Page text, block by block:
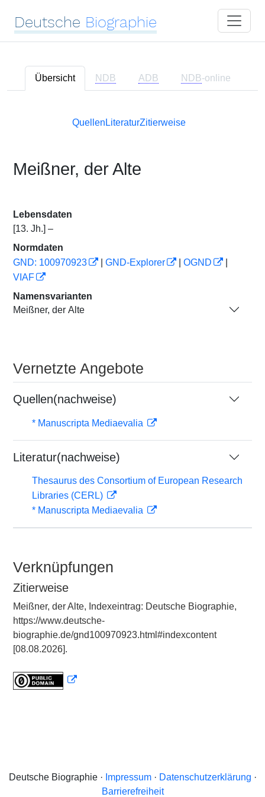
Deutsche Biographie
Übersicht NDB ADB NDB-online
Quellen LiteraturZitierweise
Meißner, der Alte
Lebensdaten
[13. Jh.] –
Normdaten
GND: 100970923
GND-Explorer OGND
VIAF
Namensvarianten
Meißner, der Alte
Vernetzte Angebote
Quellen(nachweise)
* Manuscripta Mediaevalia
Literatur(nachweise)
Thesaurus des Consortium of European Research
Libraries (CERL)
* Manuscripta Mediaevalia
Verknüpfungen
Zitierweise
Meißner, der Alte, Indexeintrag: Deutsche Biographie,
https://www.deutsche-
biographie.de/gnd100970923.html#indexcontent
[08.08.2026].
Deutsche Biographie · Impressum· Datenschutzerklärung ·
Barrierefreiheit